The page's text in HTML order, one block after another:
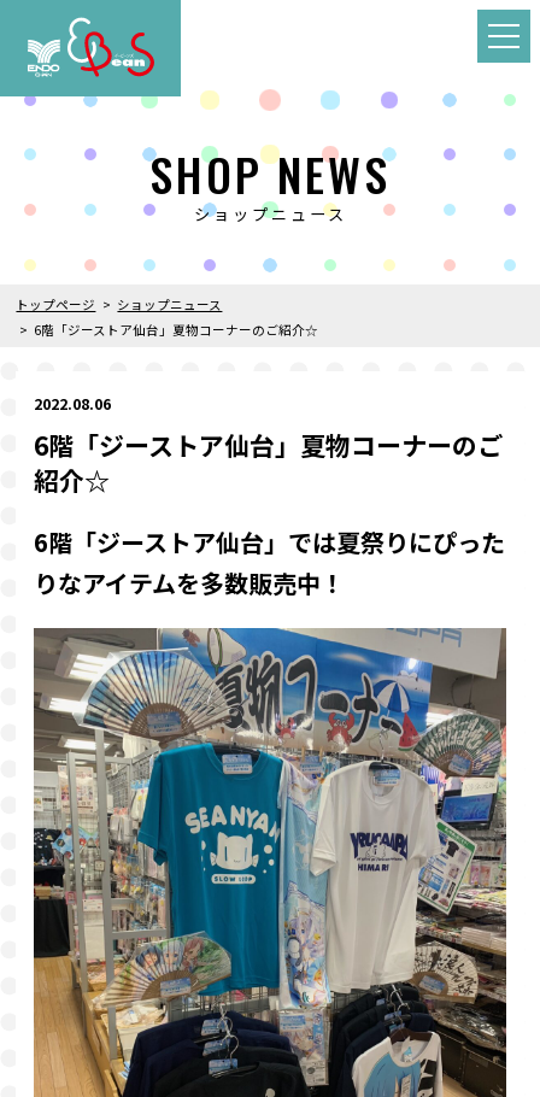
SHOP NEWS
ショップニュース
トップページ
ショップニュース
6階「ジーストア仙台」夏物コーナーのご紹介☆
2022.08.06
6階「ジーストア仙台」夏物コーナーのご
紹介☆
6階「ジーストア仙台」では夏祭りにぴった
りなアイテムを多数販売中！